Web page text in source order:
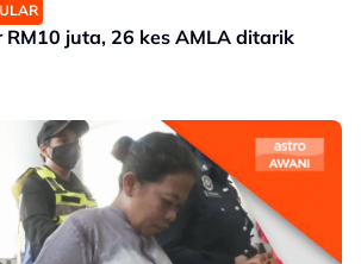
RM10 juta, 26 kes AMLA ditarik